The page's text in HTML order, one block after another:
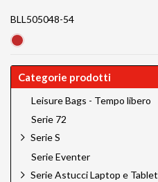
BLL505048-54
Categorie prodotti
Leisure Bags - Tempo libero
Serie 72
Serie S
Serie Eventer
Serie Astucci Laptop e Tablet